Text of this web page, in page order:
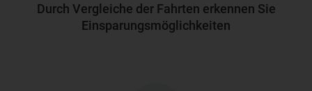
Durch Vergleiche der Fahrten erkennen Sie
Einsparungsmöglichkeiten